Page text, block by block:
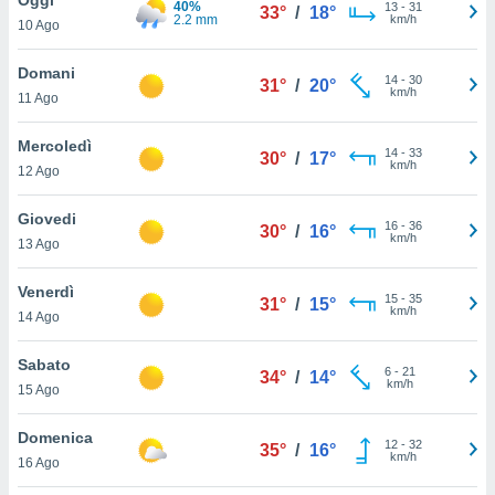
è
al sito
di
ci
di
il
un
la
nella
10 Ago
40%
2.2 mm
33° / 18° 13- 31
km/h
Domani
11 Ago
31° / 20° 14- 30
km/h
Mercoledì
12 Ago
30° / 17° 14- 33
km/h
Giovedi
13 Ago
30° / 16° 16- 36
km/h
Venerdì
14 Ago
31° / 15° 15- 35
km/h
Sabato
15 Ago
34° / 14° 6- 21
km/h
Domenica
16 Ago
35° / 16° 12- 32
km/h